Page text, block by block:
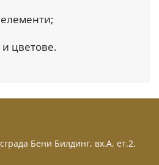
цветове.
Бени Билдинг, вх.А, ет.2,